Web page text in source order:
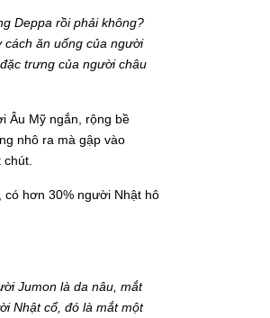
Deppa rồi phải không?
cách ăn uống của người
trưng của người châu
Âu Mỹ ngắn, rộng bề
nhô ra mà gập vào
hơn 30% người Nhật hô
Jumon là da nâu, mắt
Nhật cổ, đó là mắt một